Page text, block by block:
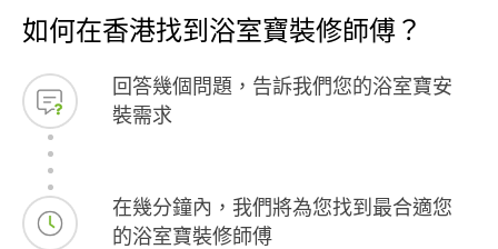
如何在香港找到浴室寶裝修師傅？
回答幾個問題，告訴我們您的浴室寶安
裝需求
在幾分鐘內，我們將為您找到最合適您
的浴室寶裝修師傅